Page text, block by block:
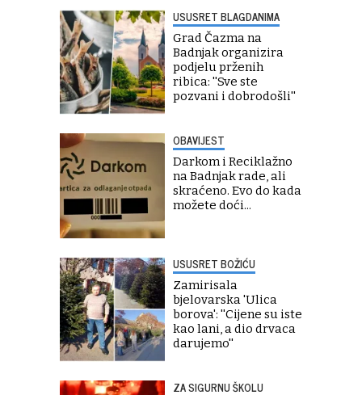
USUSRET BLAGDANIMA
Grad Čazma na
Badnjak organizira
podjelu prženih
ribica: ''Sve ste
pozvani i dobrodošli''
OBAVIJEST
Darkom i Reciklažno
na Badnjak rade, ali
skraćeno. Evo do kada
možete doći...
USUSRET BOŽIĆU
Zamirisala
bjelovarska 'Ulica
borova': ''Cijene su iste
kao lani, a dio drvaca
darujemo''
ZA SIGURNU ŠKOLU